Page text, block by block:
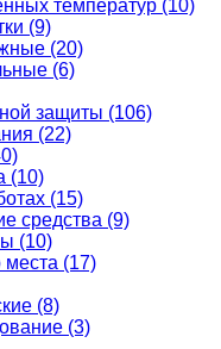
температур (10)
(9)
(20)
(6)
защиты (106)
(22)
(10)
(15)
средства (9)
(10)
места (17)
(8)
(3)